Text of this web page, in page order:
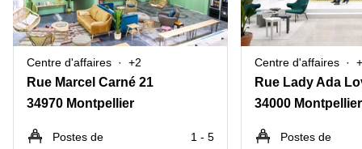
Centre d'affaires +2
Rue Marcel Carné 21
34970 Montpellier
Postes de
1 - 5
Centre d'affaires
34000 Montpellier
Postes de